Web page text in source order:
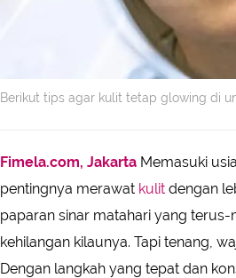
Berikut tips agar kulit tetap glowing di
Fimela.com, Jakarta Memasuki
pentingnya merawat kulit dengan
paparan sinar matahari yang
kehilangan kilaunya. Tapi tenang,
Dengan langkah yang tepat dan